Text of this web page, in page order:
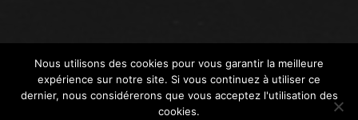
Nous utilisons des cookies pour vous garantir la meilleure
expérience sur notre site. Si vous continuez à utiliser ce
dernier, nous considérerons que vous acceptez l'utilisation des
cookies.